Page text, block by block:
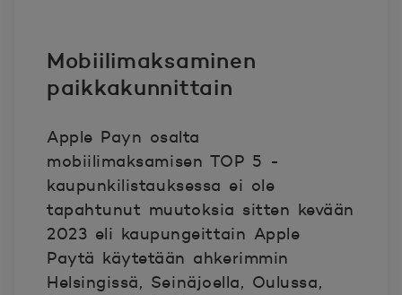
Mobiilimaksaminen
paikkakunnittain
Apple Payn osalta
mobiilimaksamisen TOP 5 -
kaupunkilistauksessa ei ole
tapahtunut muutoksia sitten kevään
2023 eli kaupungeittain Apple
Paytä käytetään ahkerimmin
Helsingissä, Seinäjoella, Oulussa,